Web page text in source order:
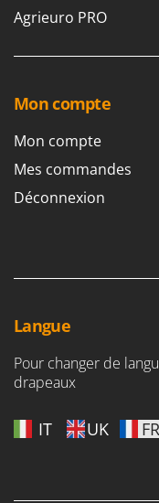
Agrieuro PRO
Mon compte
Mon compte
Mes commandes
Déconnexion
Langue
Pour changer de
drapeaux
IT UK FR